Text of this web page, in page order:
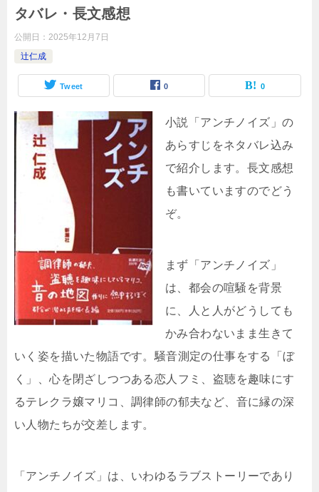
タバレ・長文感想
公開日： 2025年12月7日
辻仁成
Tweet 0 0
小説「アンチノイズ」の
あらすじをネタバレ込み
で紹介します。長文感想
も書いていますのでどう
ぞ。
まず「アンチノイズ」
は、都会の喧騒を背景
に、人と人がどうしても
かみ合わないまま生きて
いく姿を描いた物語です。騒音測定の仕事をする「ぼ
く」、心を閉ざしつつある恋人フミ、盗聴を趣味にす
るテレクラ嬢マリコ、調律師の郁夫など、音に縁の深
い人物たちが交差します。
「アンチノイズ」は、いわゆるラブストーリーであり